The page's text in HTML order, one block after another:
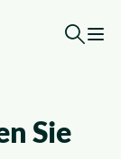
Sie